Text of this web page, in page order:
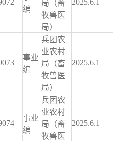
编
局（畜
牧兽医
局）
2025.6.1
事业
编
兵团农
业农村
局（畜
牧兽医
局）
2025.6.1
事业
编
兵团农
业农村
局（畜
牧兽医
2025.6.1